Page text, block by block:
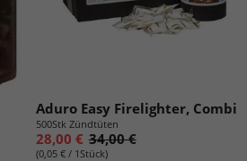
Aduro Easy Firelighter, Combi
500Stk Zündtüten
28,00 € 34,00 €
(0,05 € / 1Stück)